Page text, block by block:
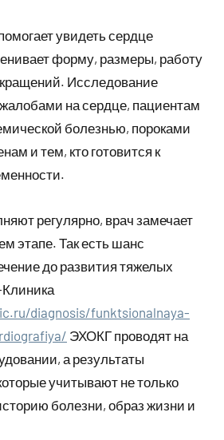
увидеть сердце
форму, размеры, работу
Исследование
на сердце, пациентам
болезнью, пороками
и тем, кто готовится к
регулярно, врач замечает
этапе. Так есть шанс
до развития тяжелых
diagnosis/funktsionalnaya-
ЭХОКГ проводят на
а результаты
учитывают не только
болезни, образ жизни и